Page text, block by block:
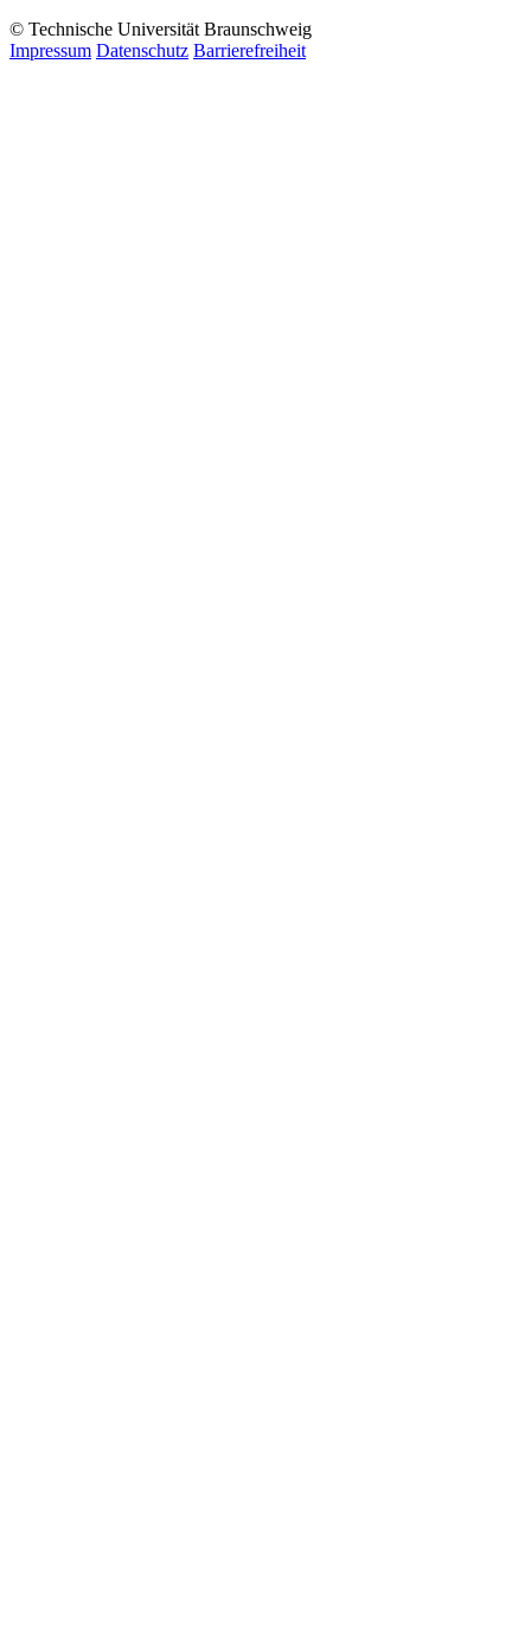
© Technische Universität Braunschweig
Impressum Datenschutz Barrierefreiheit